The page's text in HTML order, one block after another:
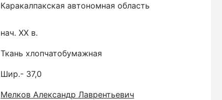
Каракалпакская автономная область
нач. XX в.
Ткань хлопчатобумажная
Шир.- 37,0
Мелков Александр Лаврентьевич